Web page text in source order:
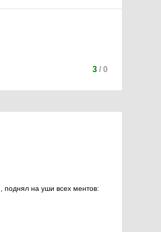
3/ 0
поднял на уши всех ментов: